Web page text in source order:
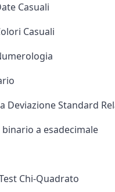
Casuali
Casuali
Deviazione Standard
a esadecimale
Chi-Quadrato